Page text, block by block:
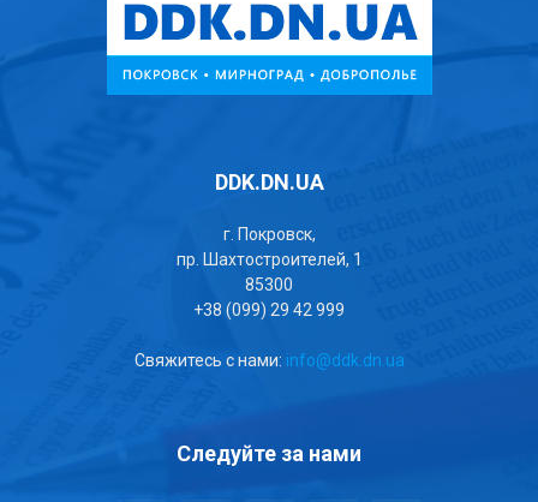
DDK.DN.UA
г. Покровск,
пр. Шахтостроителей, 1
85300
+38 (099) 29 42 999
Свяжитесь с нами: info@ddk.dn.ua
Следуйте за нами